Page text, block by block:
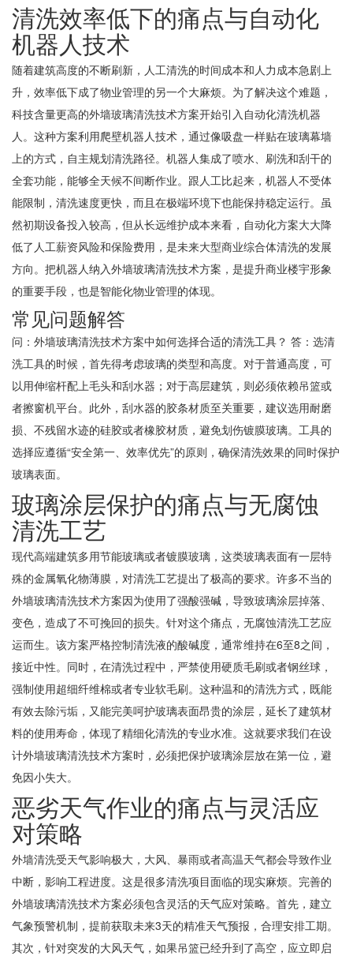
清洗效率低下的痛点与自动化
机器人技术
随着建筑高度的不断刷新，人工清洗的时间成本和人力成本急剧上
升，效率低下成了物业管理的另一个大麻烦。为了解决这个难题，
科技含量更高的外墙玻璃清洗技术方案开始引入自动化清洗机器
人。这种方案利用爬壁机器人技术，通过像吸盘一样贴在玻璃幕墙
上的方式，自主规划清洗路径。机器人集成了喷水、刷洗和刮干的
全套功能，能够全天候不间断作业。跟人工比起来，机器人不受体
能限制，清洗速度更快，而且在极端环境下也能保持稳定运行。虽
然初期设备投入较高，但从长远维护成本来看，自动化方案大大降
低了人工薪资风险和保险费用，是未来大型商业综合体清洗的发展
方向。把机器人纳入外墙玻璃清洗技术方案，是提升商业楼宇形象
的重要手段，也是智能化物业管理的体现。
常见问题解答
问：外墙玻璃清洗技术方案中如何选择合适的清洗工具？ 答：选清
洗工具的时候，首先得考虑玻璃的类型和高度。对于普通高度，可
以用伸缩杆配上毛头和刮水器；对于高层建筑，则必须依赖吊篮或
者擦窗机平台。此外，刮水器的胶条材质至关重要，建议选用耐磨
损、不残留水迹的硅胶或者橡胶材质，避免划伤镀膜玻璃。工具的
选择应遵循“安全第一、效率优先”的原则，确保清洗效果的同时保护
玻璃表面。
玻璃涂层保护的痛点与无腐蚀
清洗工艺
现代高端建筑多用节能玻璃或者镀膜玻璃，这类玻璃表面有一层特
殊的金属氧化物薄膜，对清洗工艺提出了极高的要求。许多不当的
外墙玻璃清洗技术方案因为使用了强酸强碱，导致玻璃涂层掉落、
变色，造成了不可挽回的损失。针对这个痛点，无腐蚀清洗工艺应
运而生。该方案严格控制清洗液的酸碱度，通常维持在6至8之间，
接近中性。同时，在清洗过程中，严禁使用硬质毛刷或者钢丝球，
强制使用超细纤维棉或者专业软毛刷。这种温和的清洗方式，既能
有效去除污垢，又能完美呵护玻璃表面昂贵的涂层，延长了建筑材
料的使用寿命，体现了精细化清洗的专业水准。这就要求我们在设
计外墙玻璃清洗技术方案时，必须把保护玻璃涂层放在第一位，避
免因小失大。
恶劣天气作业的痛点与灵活应
对策略
外墙清洗受天气影响极大，大风、暴雨或者高温天气都会导致作业
中断，影响工程进度。这是很多清洗项目面临的现实麻烦。完善的
外墙玻璃清洗技术方案必须包含灵活的天气应对策略。首先，建立
气象预警机制，提前获取未来3天的精准天气预报，合理安排工期。
其次，针对突发的大风天气，如果吊篮已经升到了高空，应立即启